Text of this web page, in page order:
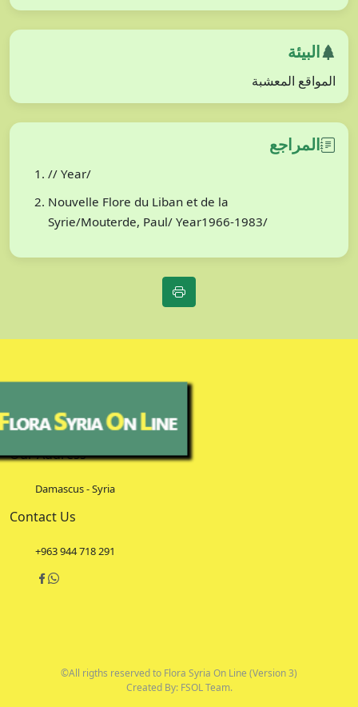
البيئة
المواقع المعشبة
المراجع
// Year/
Nouvelle Flore du Liban et de la
Syrie/Mouterde, Paul/ Year1966-1983/
Our Address
Damascus - Syria
Contact Us
+963 944 718 291
©All rigths reserved to Flora Syria On Line (Version 3)
Created By: FSOL Team.